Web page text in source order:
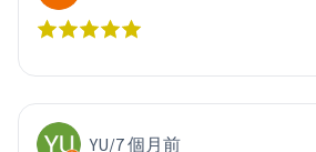
YU/7 個月前